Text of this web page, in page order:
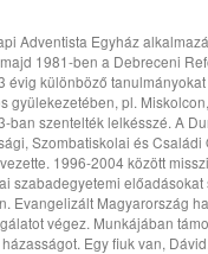
Adventista Egyház
1981-ben a Debreceni
évig különböző
gyülekezetében, pl.
ban szentelték lelkésszé. A
Szombatiskolai és Családi
1996-2004 között
szabadegyetemi előadásokat
Evangelizált Magyarország
végez. Munkájában
Egy fiuk van, Dávid.